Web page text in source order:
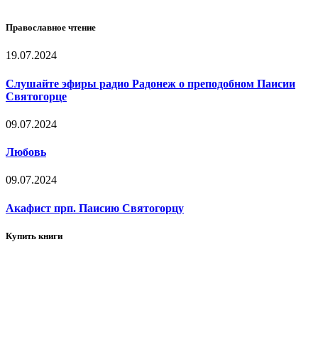
Православное чтение
19.07.2024
Слушайте эфиры радио Радонеж о преподобном Паисии
Святогорце
09.07.2024
Любовь
09.07.2024
Акафист прп. Паисию Святогорцу
Купить книги